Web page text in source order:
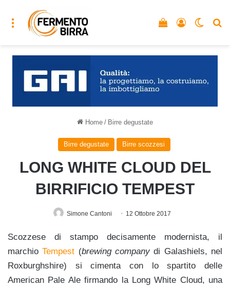
Menu Accedi
Vedi il carrello
Home / Birre degustate
Birre degustate Birre scozzesi
LONG WHITE CLOUD DEL
BIRRIFICIO TEMPEST
Simone Cantoni 12 Ottobre 2017
Scozzese di stampo decisamente modernista, il
marchioTempest (brewing companydi Galashiels, nel
Roxburghshire) si cimenta con lo spartito delle
American Pale Ale firmando la Long White Cloud, una